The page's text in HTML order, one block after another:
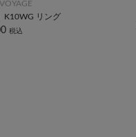
K10WG リング
税込